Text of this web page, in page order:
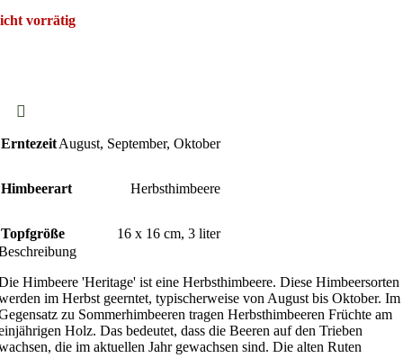
vorrätig
ErntezeitAugust, September, Oktober
Himbeerart Herbsthimbeere
Topfgröße 16 x 16 cm, 3 liter
Himbeere 'Heritage' ist eine Herbsthimbeere. Diese Himbeersorten
im Herbst geerntet, typischerweise von August bis Oktober. Im
zu Sommerhimbeeren tragen Herbsthimbeeren Früchte am
Holz. Das bedeutet, dass die Beeren auf den Trieben
die im aktuellen Jahr gewachsen sind. Die alten Ruten